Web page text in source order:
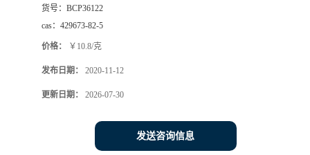
货号： BCP36122
cas： 429673-82-5
价格： ￥10.8/克
发布日期： 2020-11-12
更新日期： 2026-07-30
发送咨询信息